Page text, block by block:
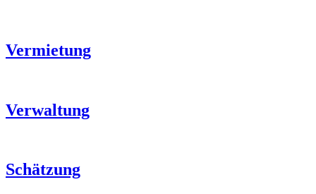
Vermietung
Verwaltung
Schätzung